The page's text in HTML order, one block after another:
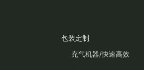
包装定制
充气机器/快速高效